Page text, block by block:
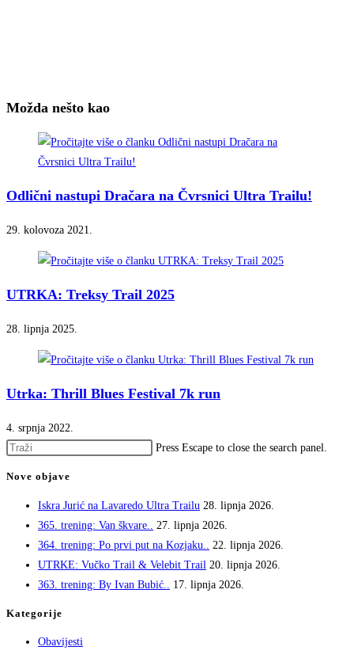
Možda nešto kao
Odlični nastupi Dračara na Čvrsnici Ultra Trailu!
29. kolovoza 2021.
UTRKA: Treksy Trail 2025
28. lipnja 2025.
Utrka: Thrill Blues Festival 7k run
4. srpnja 2022.
Press Escape to close the search panel.
Nove objave
Iskra Jurić na Lavaredo Ultra Trailu 28. lipnja 2026.
365. trening: Van škvare..
27. lipnja 2026.
364. trening: Po prvi put na Kozjaku..
22. lipnja 2026.
UTRKE: Vučko Trail & Velebit Trail 20. lipnja 2026.
363. trening: By Ivan Bubić..
17. lipnja 2026.
Kategorije
Obavijesti